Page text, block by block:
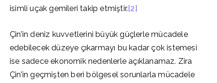
isimli uçak gemileri takip etmiştir.[2]
Çin’in deniz kuvvetlerini büyük güçlerle mücadele
edebilecek düzeye çıkarmayı bu kadar çok istemesi
ise sadece ekonomik nedenlerle açıklanamaz. Zira
Çin’in geçmişten beri bölgesel sorunlarla mücadele